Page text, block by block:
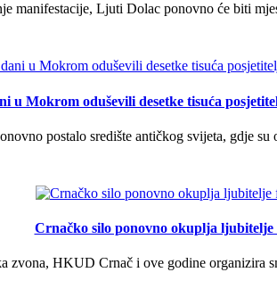
manifestacije, Ljuti Dolac ponovno će biti
u Mokrom oduševili desetke tisuća
postalo središte antičkog svijeta, gdje
Crnačko silo ponovno okuplja
zvona, HKUD Crnač i ove godine organizira